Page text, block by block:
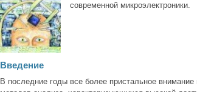
современной микроэлектроники.
Введение
В последние годы все более пристальное внимание